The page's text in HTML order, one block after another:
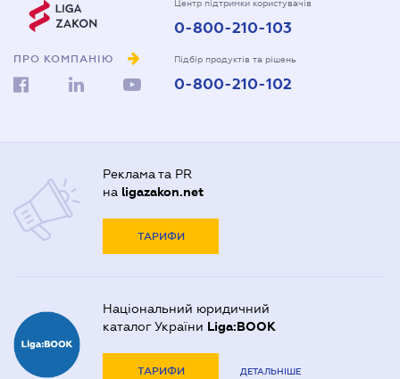
ПРО КОМПАНІЮ
Центр підтримки користувачів
0-800-210-103
Підбір продуктів та рішень
0-800-210-102
Реклама та PR
на ligazakon.net
ТАРИФИ
Національний юридичний
каталог України Liga:BOOK
ТАРИФИ ДЕТАЛЬНІШЕ